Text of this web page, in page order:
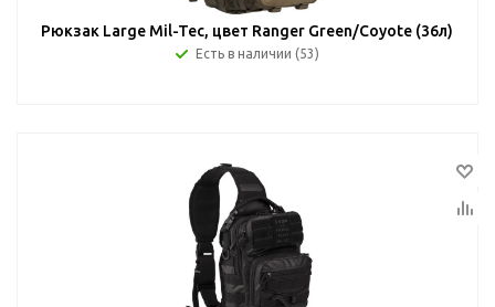
Рюкзак Large Mil-Tec, цвет Ranger Green/Coyote (36л)
Есть в наличии (53)